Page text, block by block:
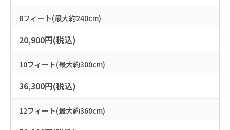
8フィート(最大約240cm)
20,900円(税込)
10フィート(最大約300cm)
36,300円(税込)
12フィート(最大約360cm)